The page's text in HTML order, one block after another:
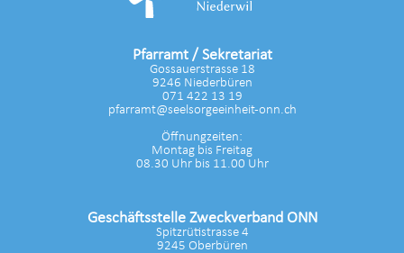
Pfarramt / Sekretariat
Gossauerstrasse 18
9246 Niederbüren
071 422 13 19
pfarramt@seelsorgeeinheit-onn.ch
Öffnungzeiten:
Montag bis Freitag
08.30 Uhr bis 11.00 Uhr
Geschäftsstelle Zweckverband ONN
Spitzrütistrasse 4
9245 Oberbüren